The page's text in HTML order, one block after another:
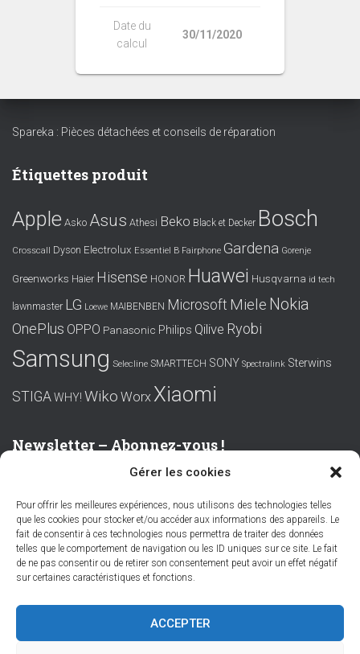
Gérer les cookies
Pour offrir les meilleures expériences, nous utilisons des technologies telles
que les cookies pour stocker et/ou accéder aux informations des appareils. Le
fait de consentir à ces technologies nous permettra de traiter des données
telles que le comportement de navigation ou les ID uniques sur ce site. Le fait
de ne pas consentir ou de retirer son consentement peut avoir un effet négatif
sur certaines caractéristiques et fonctions.
ACCEPTER
Date du
calcul
30/11/2020
Spareka : Pièces détachées et conseils de réparation
Étiquettes produit
Apple Asko Asus Athesi Beko Black et Decker Bosch
Crosscall Dyson Electrolux Essentiel B Fairphone Gardena Gorenje
Greenworks Haier Hisense HONOR Huawei Husqvarna id tech
lawnmaster LG Loewe MAIBENBEN Microsoft Miele Nokia
OnePlus OPPO Panasonic Philips Qilive Ryobi
Samsung Selecline SMARTTECH SONY Spectralink Sterwins
STIGAWHY! Wiko Worx Xiaomi
Newsletter – Abonnez-vous !
Prénom ou nom complet
Email